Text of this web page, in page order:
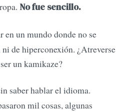
No fue sencillo.
en un mundo donde no se
de hiperconexión. ¿Atreverse
un kamikaze?
saber hablar el idioma.
mil cosas, algunas